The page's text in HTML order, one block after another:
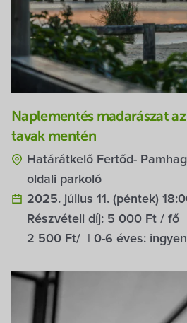
Naplementés madarászat
tavak mentén
Határátkelő Fertőd-
oldali parkoló
2025. július 11. (péntek)
Részvételi díj: 5 000 Ft / fő
2 500 Ft/ | 0-6 éves: